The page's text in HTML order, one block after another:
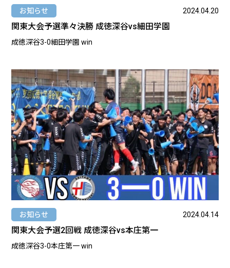
お知らせ 2024.04.20
関東大会予選準々決勝 成徳深谷vs細田学園
お知らせ 2024.04.14
関東大会予選2回戦 成徳深谷vs本庄第一